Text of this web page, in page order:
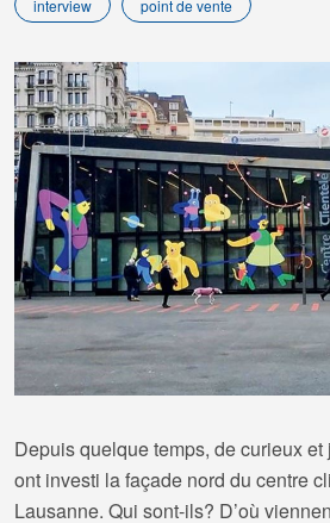
interview
point de vente
Depuis quelque temps, de curieux
ont investi la façade nord du centre
Lausanne. Qui sont-ils? D’où